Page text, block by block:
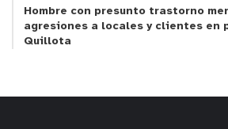
Hombre con presunto trastorno
agresiones a locales y clientes en
Quillota